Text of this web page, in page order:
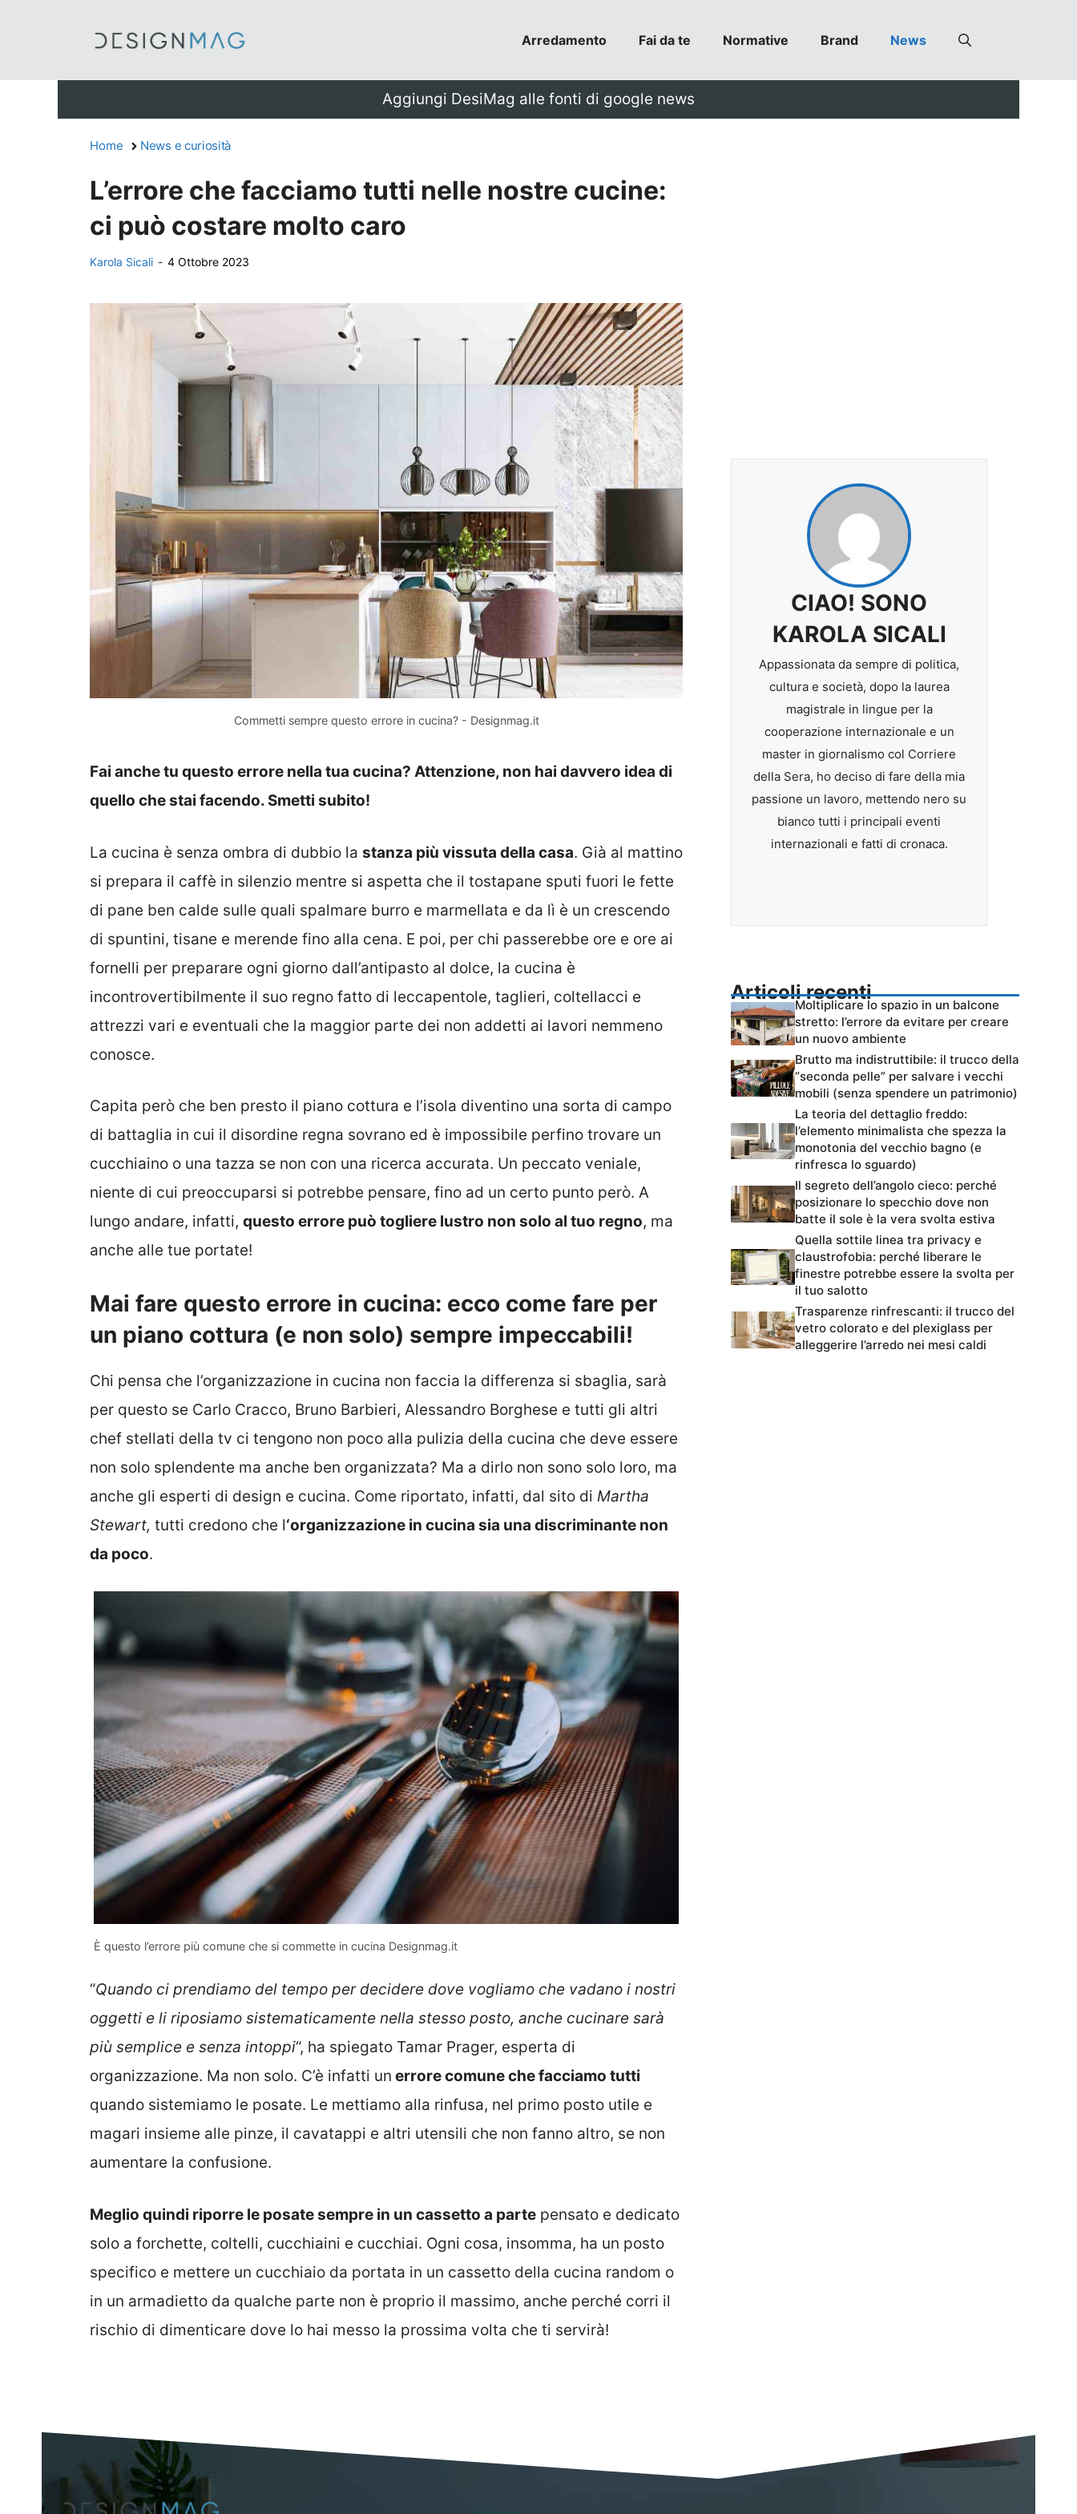
Arredamento Fai da te Normative Brand News
Aggiungi DesiMag alle fonti di google news
Home News e curiosità
L’errore che facciamo tutti nelle nostre cucine:
ci può costare molto caro
Karola Sicali - 4 Ottobre 2023
Commetti sempre questo errore in cucina? - Designmag.it
Fai anche tu questo errore nella tua cucina? Attenzione, non hai davvero idea di
quello che stai facendo. Smetti subito!
La cucina è senza ombra di dubbio la stanza più vissuta della casa. Già al mattino
si prepara il caffè in silenzio mentre si aspetta che il tostapane sputi fuori le fette
di pane ben calde sulle quali spalmare burro e marmellata e da lì è un crescendo
di spuntini, tisane e merende fino alla cena. E poi, per chi passerebbe ore e ore ai
fornelli per preparare ogni giorno dall’antipasto al dolce, la cucina è
incontrovertibilmente il suo regno fatto di leccapentole, taglieri, coltellacci e
attrezzi vari e eventuali che la maggior parte dei non addetti ai lavori nemmeno
conosce.
Capita però che ben presto il piano cottura e l’isola diventino una sorta di campo
di battaglia in cui il disordine regna sovrano ed è impossibile perfino trovare un
cucchiaino o una tazza se non con una ricerca accurata. Un peccato veniale,
niente di cui preoccuparsi si potrebbe pensare, fino ad un certo punto però. A
lungo andare, infatti, questo errore può togliere lustro non solo al tuo regno, ma
anche alle tue portate!
Mai fare questo errore in cucina: ecco come fare per
un piano cottura (e non solo) sempre impeccabili!
Chi pensa che l’organizzazione in cucina non faccia la differenza si sbaglia, sarà
per questo se Carlo Cracco, Bruno Barbieri, Alessandro Borghese e tutti gli altri
chef stellati della tv ci tengono non poco alla pulizia della cucina che deve essere
non solo splendente ma anche ben organizzata? Ma a dirlo non sono solo loro, ma
anche gli esperti di design e cucina. Come riportato, infatti, dal sito di Martha
Stewart, tutti credono che l‘organizzazione in cucina sia una discriminante non
da poco.
È questo l’errore più comune che si commette in cucina Designmag.it
“Quando ci prendiamo del tempo per decidere dove vogliamo che vadano i nostri
oggetti e li riposiamo sistematicamente nella stesso posto, anche cucinare sarà
più semplice e senza intoppi“, ha spiegato Tamar Prager, esperta di
organizzazione. Ma non solo. C’è infatti un errore comune che facciamo tutti
quando sistemiamo le posate. Le mettiamo alla rinfusa, nel primo posto utile e
magari insieme alle pinze, il cavatappi e altri utensili che non fanno altro, se non
aumentare la confusione.
Meglio quindi riporre le posate sempre in un cassetto a parte pensato e dedicato
solo a forchette, coltelli, cucchiaini e cucchiai. Ogni cosa, insomma, ha un posto
specifico e mettere un cucchiaio da portata in un cassetto della cucina random o
in un armadietto da qualche parte non è proprio il massimo, anche perché corri il
rischio di dimenticare dove lo hai messo la prossima volta che ti servirà!
CIAO! SONO
KAROLA SICALI
Appassionata da sempre di politica,
cultura e società, dopo la laurea
magistrale in lingue per la
cooperazione internazionale e un
master in giornalismo col Corriere
della Sera, ho deciso di fare della mia
passione un lavoro, mettendo nero su
bianco tutti i principali eventi
internazionali e fatti di cronaca.
Articoli recenti
Moltiplicare lo spazio in un balcone
stretto: l’errore da evitare per creare
un nuovo ambiente
Brutto ma indistruttibile: il trucco della
“seconda pelle” per salvare i vecchi
mobili (senza spendere un patrimonio)
La teoria del dettaglio freddo:
l’elemento minimalista che spezza la
monotonia del vecchio bagno (e
rinfresca lo sguardo)
Il segreto dell’angolo cieco: perché
posizionare lo specchio dove non
batte il sole è la vera svolta estiva
Quella sottile linea tra privacy e
claustrofobia: perché liberare le
finestre potrebbe essere la svolta per
il tuo salotto
Trasparenze rinfrescanti: il trucco del
vetro colorato e del plexiglass per
alleggerire l’arredo nei mesi caldi